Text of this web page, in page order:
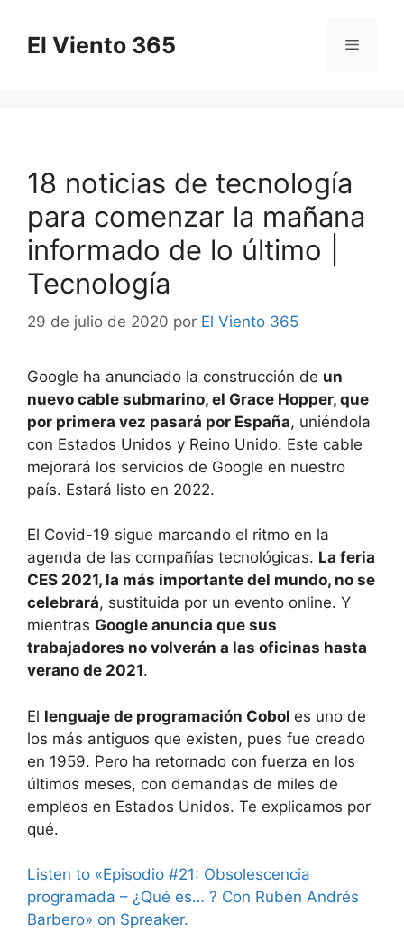
contenido
El Viento 365 Menú
18 noticias de tecnología
para comenzar la mañana
informado de lo último |
Tecnología
29 de julio de 2020 por El Viento 365
Google ha anunciado la construcción de un
nuevo cable submarino, el Grace Hopper, que
por primera vez pasará por España, uniéndola
con Estados Unidos y Reino Unido. Este cable
mejorará los servicios de Google en nuestro
país. Estará listo en 2022.
El Covid-19 sigue marcando el ritmo en la
agenda de las compañías tecnológicas. La feria
CES 2021, la más importante del mundo, no se
celebrará, sustituida por un evento online. Y
mientras Google anuncia que sus
trabajadores no volverán a las oficinas hasta
verano de 2021.
El lenguaje de programación Cobol es uno de
los más antiguos que existen, pues fue creado
en 1959. Pero ha retornado con fuerza en los
últimos meses, con demandas de miles de
empleos en Estados Unidos. Te explicamos por
qué.
Listen to «Episodio #21: Obsolescencia
programada – ¿Qué es… ? Con Rubén Andrés
Barbero» on Spreaker.